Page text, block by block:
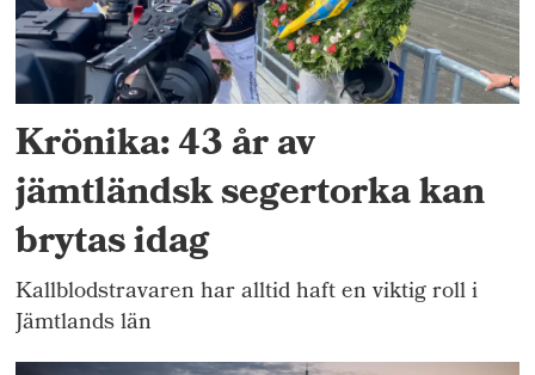
Krönika: 43 år av
jämtländsk segertorka kan
brytas idag
Kallblodstravaren har alltid haft en viktig roll i
Jämtlands län